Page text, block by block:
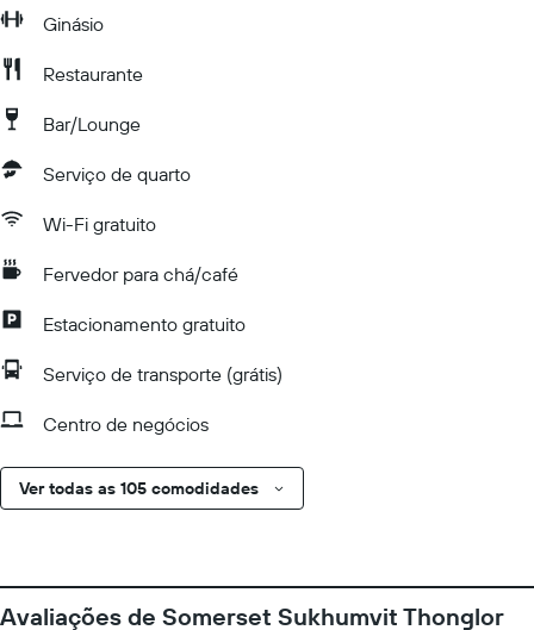
Ginásio
Restaurante
Bar/Lounge
Serviço de quarto
Wi-Fi gratuito
Fervedor para chá/café
Estacionamento gratuito
Serviço de transporte (grátis)
Centro de negócios
Ver todas as 105 comodidades
Avaliações de Somerset Sukhumvit Thonglor